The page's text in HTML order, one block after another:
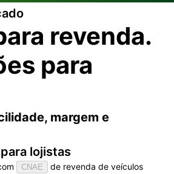
revenda.
para
margem e
lojistas
CNAE
de revenda de veículos